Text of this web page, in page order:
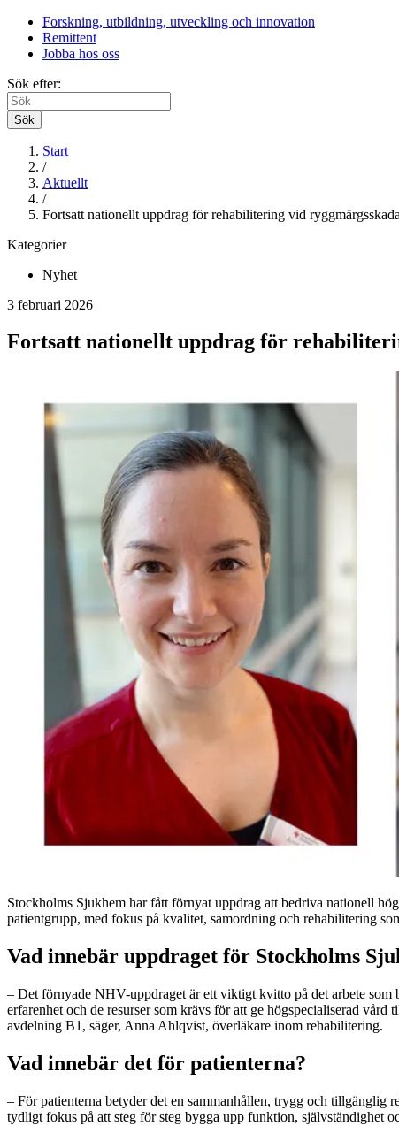
Forskning, utbildning, utveckling och innovation
Remittent
Jobba hos oss
Sök efter:
Sök
Start
/
Aktuellt
/
Fortsatt nationellt uppdrag för rehabilitering vid ryggmärgsskada
Kategorier
Nyhet
3 februari 2026
Fortsatt nationellt uppdrag för
Stockholms Sjukhem har fått förnyat uppdrag att bedriva nationell
patientgrupp, med fokus på kvalitet, samordning och rehabilitering
Vad innebär uppdraget för Stockholms
– Det förnyade NHV-uppdraget är ett viktigt kvitto på det arbete
erfarenhet och de resurser som krävs för att ge högspecialiserad
avdelning B1, säger, Anna Ahlqvist, överläkare inom rehabilitering.
Vad innebär det för patienterna?
– För patienterna betyder det en sammanhållen, trygg och tillgänglig
tydligt fokus på att steg för steg bygga upp funktion, självständighet